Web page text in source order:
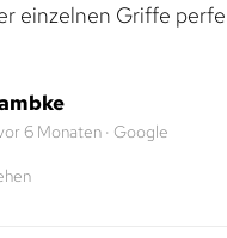
einzelnen Griffe
6 Monaten · Google